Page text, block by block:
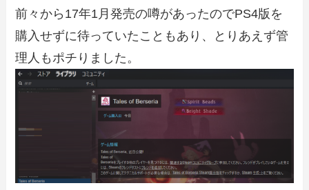
前々から17年1月発売の噂があったのでPS4版を
購入せずに待っていたこともあり、とりあえず管
理人もポチりました。